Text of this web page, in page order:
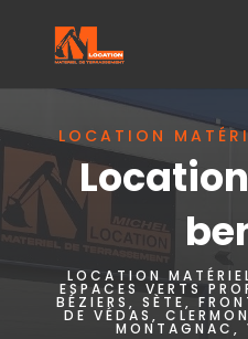
LOCATION
LOCATION
ESPACES VERTS
BÉZIERS, SÈTE,
DE VÉDAS,
MONTAGNAC,